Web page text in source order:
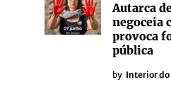
Autarca
negoceia
provoca
pública
by Interior do